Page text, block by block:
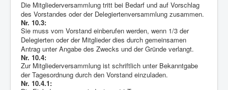
Die Mitgliederversammlung tritt bei Bedarf und auf Vorschlag
des Vorstandes oder der Delegiertenversammlung zusammen.
Nr. 10.3:
Sie muss vom Vorstand einberufen werden, wenn 1/3 der
Delegierten oder der Mitglieder dies durch gemeinsamen
Antrag unter Angabe des Zwecks und der Gründe verlangt.
Nr. 10.4:
Zur Mitgliederversammlung ist schriftlich unter Bekanntgabe
der Tagesordnung durch den Vorstand einzuladen.
Nr. 10.4.1: